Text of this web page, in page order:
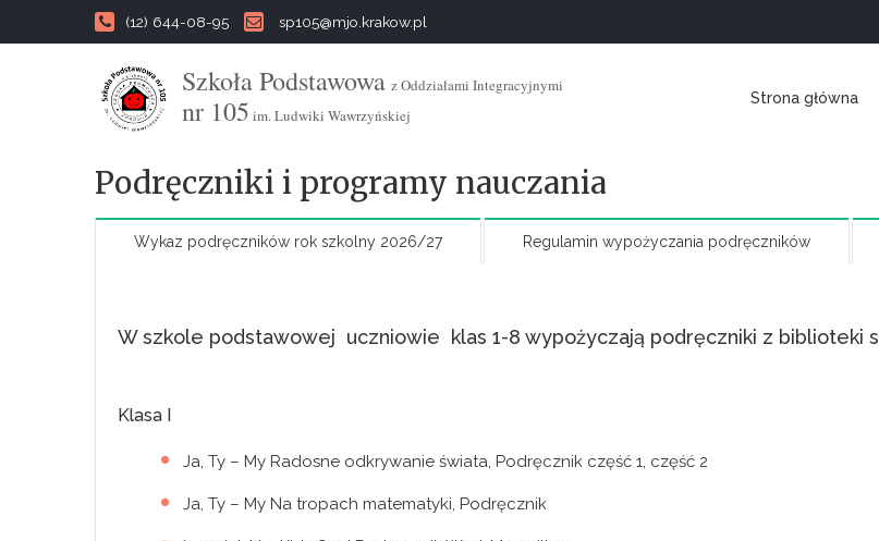
(12) 644-08-95 sp105@mjo.krakow.pl
Szkoła Podstawowa z Oddziałami Integracyjnymi
nr 105 im. Ludwiki Wawrzyńskiej
Strona główna
Podręczniki i programy nauczania
Wykaz podręczników rok szkolny 2026/27 Regulamin wypożyczania podręczników
W szkole podstawowej uczniowie klas 1-8 wypożyczają podręczniki z biblioteki
Klasa I
Ja, Ty – My Radosne odkrywanie świata, Podręcznik część 1, część 2
Ja, Ty – My Na tropach matematyki, Podręcznik